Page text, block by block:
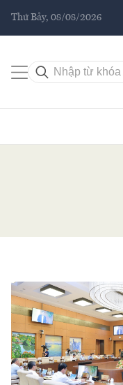
Thứ Bảy, 08/08/2026